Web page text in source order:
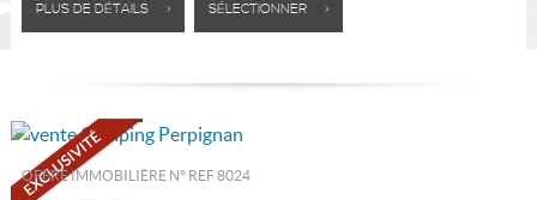
PLUS DE DÉTAILS > SÉLECTIONNER >
OFFRE IMMOBILIÈRE N° REF 8024